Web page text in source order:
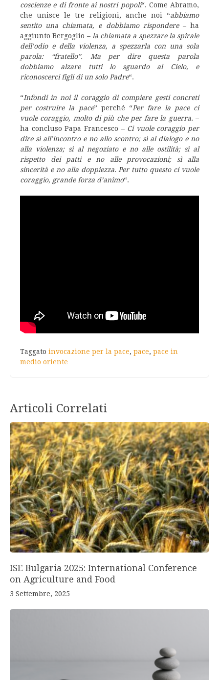
coscienze e di fronte ai nostri popoli“. Come Abramo,
che unisce le tre religioni, anche noi “abbiamo
sentito una chiamata, e dobbiamo rispondere– ha
aggiunto Bergoglio – la chiamata a spezzare la spirale
dell’odio e della violenza, a spezzarla con una sola
parola: “fratello”. Ma per dire questa parola
dobbiamo alzare tutti lo sguardo al Cielo, e
riconoscerci figli di un solo Padre“.
“Infondi in noi il coraggio di compiere gesti concreti
per costruire la pace” perché “Per fare la pace ci
vuole coraggio, molto di più che per fare la guerra. –
ha concluso Papa Francesco – Ci vuole coraggio per
dire sì all’incontro e no allo scontro; sì al dialogo e no
alla violenza; sì al negoziato e no alle ostilità; sì al
rispetto dei patti e no alle provocazioni; sì alla
sincerità e no alla doppiezza. Per tutto questo ci vuole
coraggio, grande forza d’animo“.
Taggato invocazione per la pace, pace, pace in
medio oriente
Articoli Correlati
ISE Bulgaria 2025: International Conference
on Agriculture and Food
3 Settembre, 2025